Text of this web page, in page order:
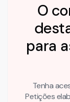
O
para
Tenha
Petições